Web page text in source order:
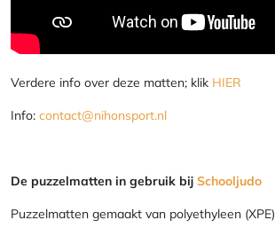
Verdere info over deze matten; klik HIER
Info: contact@nihonsport.nl
De puzzelmatten in gebruik bij Schooljudo
Puzzelmatten gemaakt van polyethyleen (XPE)